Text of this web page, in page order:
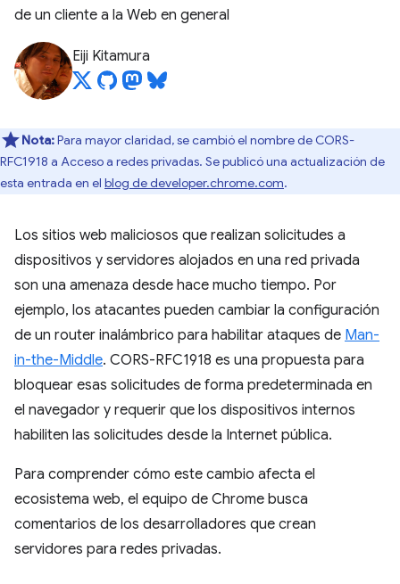
de un cliente a la Web en general
Eiji Kitamura
Nota:Para mayor claridad, se cambió el nombre de CORS-
RFC1918 a Acceso a redes privadas. Se publicó una actualización de
esta entrada en el blog de developer.chrome.com.
Los sitios web maliciosos que realizan solicitudes a
dispositivos y servidores alojados en una red privada
son una amenaza desde hace mucho tiempo. Por
ejemplo, los atacantes pueden cambiar la configuración
de un router inalámbrico para habilitar ataques de Man-
in-the-Middle. CORS-RFC1918 es una propuesta para
bloquear esas solicitudes de forma predeterminada en
el navegador y requerir que los dispositivos internos
habiliten las solicitudes desde la Internet pública.
Para comprender cómo este cambio afecta el
ecosistema web, el equipo de Chrome busca
comentarios de los desarrolladores que crean
servidores para redes privadas.